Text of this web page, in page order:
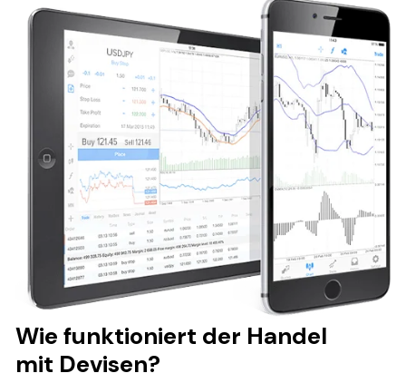
Wie funktioniert der Handel
mit Devisen?